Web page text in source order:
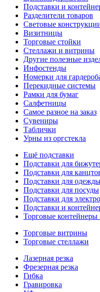
Подставки и
Разделители товаров
Световые
Визитницы
Торговые стойки
Cтеллажи и витрины
Другие полезные
Инфостенды
Номерки для
Перекидные системы
Рамки для бумаг
Салфетницы
Самое разное на заказ
Сувениры
Таблички
Урны из оргстекла
Ещё подставки
Подставки для
Подставки для
Подставки для
Подставки для посуды
Подставки для
Подставки и
Торговые контейнеры
Торговые витрины
Торговые стеллажи
Лазерная резка
Фрезерная резка
Гибка
Гравировка